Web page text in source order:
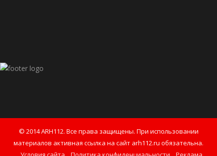
© 2014 ARH112. Все права защищены. При использовании
материалов активная ссылка на сайт arh112.ru обязательна.